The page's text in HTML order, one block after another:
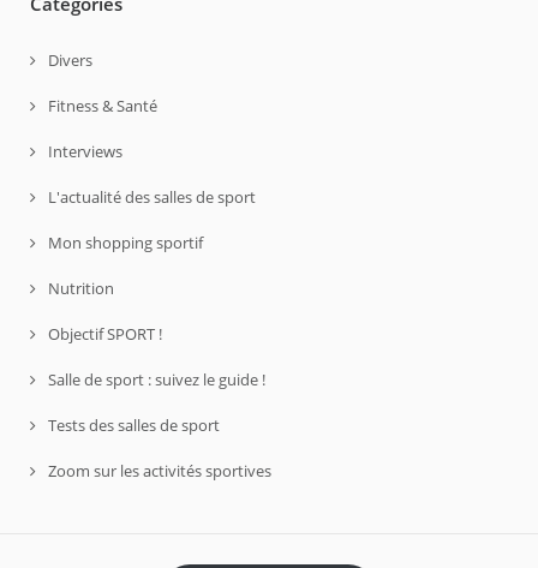
Divers
Fitness & Santé
Interviews
L'actualité des salles de sport
Mon shopping sportif
Nutrition
Objectif SPORT !
Salle de sport : suivez le guide !
Tests des salles de sport
Zoom sur les activités sportives